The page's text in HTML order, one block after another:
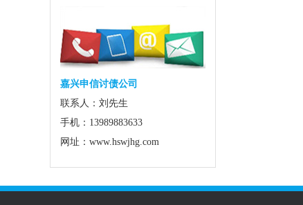
嘉兴申信讨债公司
联系人：刘先生
手机：13989883633
网址：www.hswjhg.com